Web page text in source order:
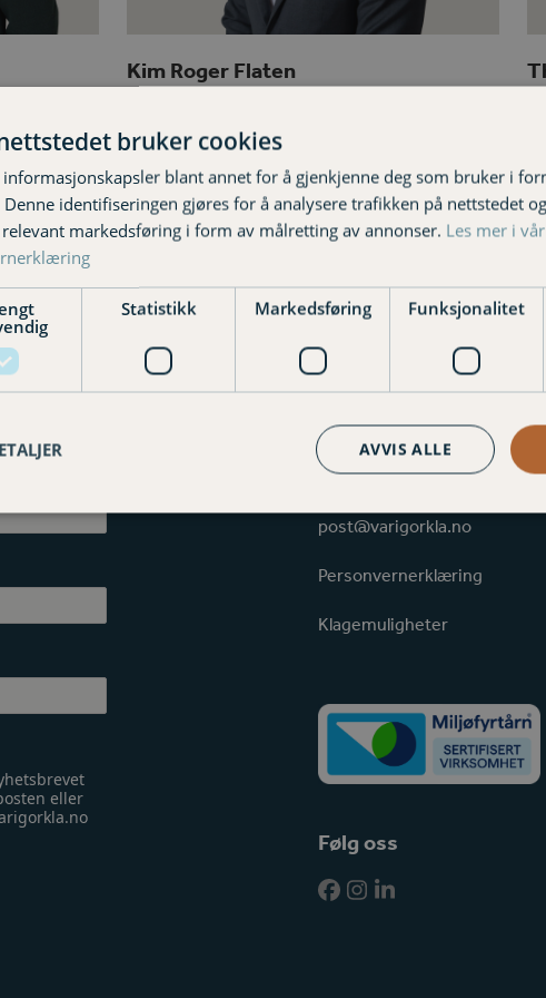
Kim Roger Flaten
402 92 661 kim-roger.flaten@varigorkla.no
Phone
Number
Email
eller
Varig Orkla Forsikring
Tverradkomsten 23, 7300
Sluppenvegen 12E. 7037
post@varigorkla.no
Personvernerklæring
Klagemuligheter
Følg oss
Facebook
Instagram
LinkedIn
bruker cookies
blant annet for å gjenkjenne deg som bruker i
identifiseringen gjøres for å analysere trafikken på nettstedet
relevant markedsføring i form av målretting av annonser. Les mer i vår
Statistikk Markedsføring Funksjonalitet
AVVIS ALLE